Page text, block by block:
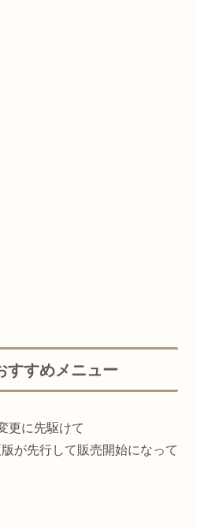
すすめメニュー
更に先駆けて
が先行して販売開始になって